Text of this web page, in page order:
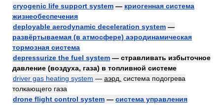
cryogenic life support system — криогенная система
жизнеобеспечения
deployable aerodynamic deceleration system —
развёртываемая (в атмосфере) аэродинамическая
тормозная система
depressurize the fuel system — стравливать избыточное
давление (воздуха, газа) в топливной системе
driver gas heating system — аэрд. система подогрева
толкающего газа
drone flight control system — система управления